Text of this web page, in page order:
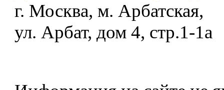
г. Москва, м. Арбатская,
ул. Арбат, дом 4, стр.1-1а